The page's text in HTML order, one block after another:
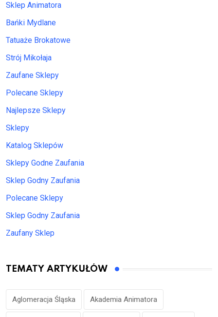
Sklep Animatora
Bańki Mydlane
Tatuaże Brokatowe
Strój Mikołaja
Zaufane Sklepy
Polecane Sklepy
Najlepsze Sklepy
Sklepy
Katalog Sklepów
Sklepy Godne Zaufania
Sklep Godny Zaufania
Polecane Sklepy
Sklep Godny Zaufania
Zaufany Sklep
TEMATY ARTYKUŁÓW
Aglomeracja Śląska Akademia Animatora